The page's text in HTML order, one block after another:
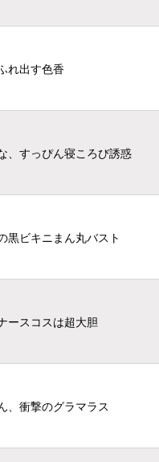
れ出す色香
、すっぴん寝ころび誘惑
黒ビキニまん丸バスト
ースコスは超大胆
、衝撃のグラマラス